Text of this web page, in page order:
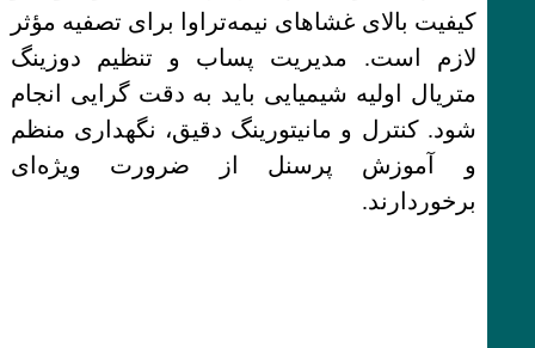
کیفیت بالای غشاهای نیمه‌تراوا برای تصفیه مؤثر
لازم است. مدیریت پساب و تنظیم دوزینگ
متریال اولیه شیمیایی باید به دقت گرایی انجام
شود. کنترل و مانیتورینگ دقیق، نگهداری منظم
و آموزش پرسنل از ضرورت ویژه‌ای
برخوردارند.